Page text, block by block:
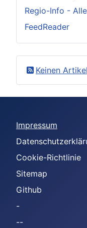
Regio-Info -
FeedReader
Keinen
Impressum
Cookie-Richtlinie
Sitemap
Github
-
--